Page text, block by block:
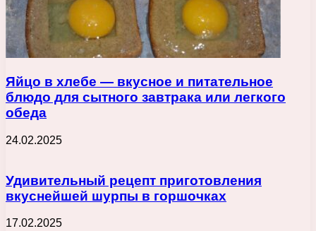
Яйцо в хлебе — вкусное и питательное
блюдо для сытного завтрака или легкого
обеда
24.02.2025
Удивительный рецепт приготовления
вкуснейшей шурпы в горшочках
17.02.2025